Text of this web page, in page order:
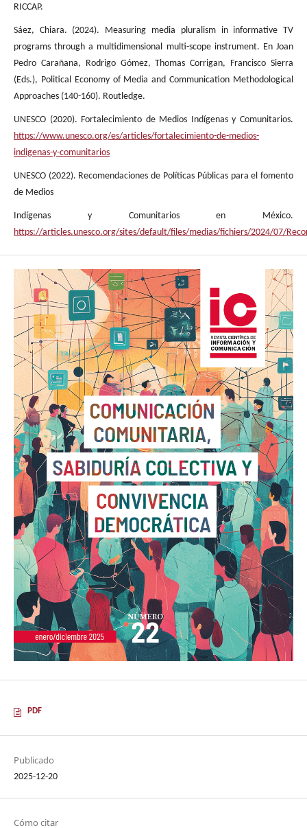
RICCAP.
Sáez, Chiara. (2024). Measuring media pluralism in informative TV
programs through a multidimensional multi-scope instrument. En Joan
Pedro Carañana, Rodrigo Gómez, Thomas Corrigan, Francisco Sierra
(Eds.), Political Economy of Media and Communication Methodological
Approaches (140-160). Routledge.
UNESCO (2020). Fortalecimiento de Medios Indígenas y Comunitarios.
https://www.unesco.org/es/articles/fortalecimiento-de-medios-
indigenas-y-comunitarios
UNESCO (2022). Recomendaciones de Políticas Públicas para el fomento
de Medios
Indígenas y Comunitarios en México.
https://articles.unesco.org/sites/default/files/medias/fichiers/2024/07/
PDF
Publicado
2025-12-20
Cómo citar